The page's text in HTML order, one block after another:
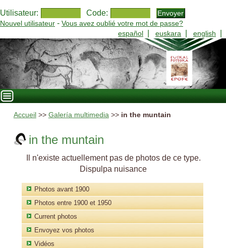
Utilisateur: Code:
Nouvel utilisateur - Vous avez oublié votre mot de passe?
español
euskara english
Accueil >> Galería multimedia>> in the muntain
in the muntain
Il n'existe actuellement pas de photos de ce type.
Dispulpa nuisance
Photos avant 1900
Photos entre 1900 et 1950
Current photos
Envoyez vos photos
Vidéos